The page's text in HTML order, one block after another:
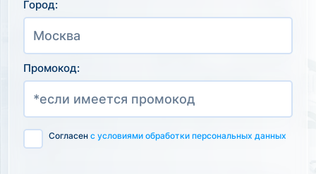
Город:
Промокод:
Согласен с условиями обработки персональных данных